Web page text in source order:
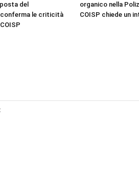
del
le criticità
organico nella
COISP chiede un